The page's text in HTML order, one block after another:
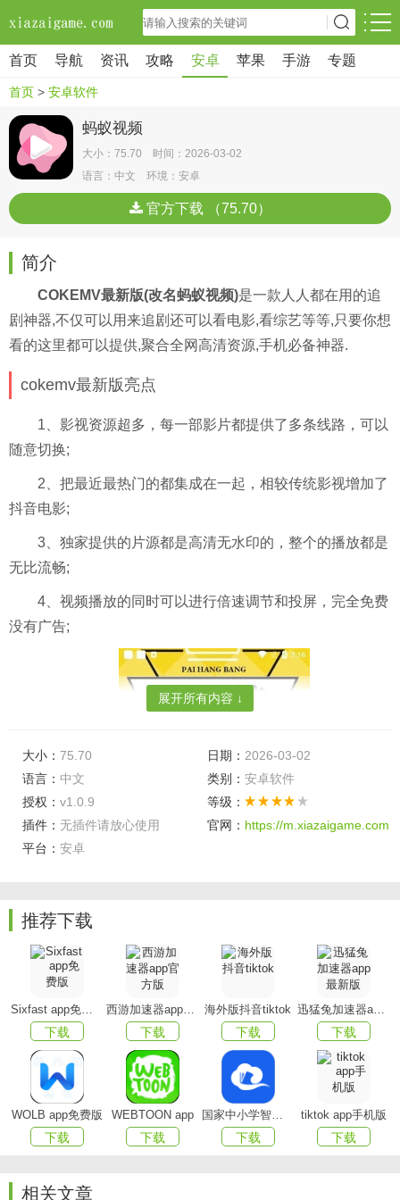
首页 导航 资讯 攻略 安卓 苹果 手游 专题
首页 > 安卓软件
蚂蚁视频
大小：75.70 时间：2026-03-02
语言：中文 环境：安卓
官方下载 （75.70）
简介
COKEMV最新版(改名蚂蚁视频)是一款人人都在用的追
剧神器,不仅可以用来追剧还可以看电影,看综艺等等,只要你想
看的这里都可以提供,聚合全网高清资源,手机必备神器.
cokemv最新版亮点
1、影视资源超多，每一部影片都提供了多条线路，可以
随意切换;
2、把最近最热门的都集成在一起，相较传统影视增加了
抖音电影;
3、独家提供的片源都是高清无水印的，整个的播放都是
无比流畅;
4、视频播放的同时可以进行倍速调节和投屏，完全免费
没有广告;
cokemv app特色
1、高清品质：720P超清画质，让您随时畅享影院般的
视听感受;
2、在线点播：极速解析，专有技术让手机播放更流畅快
展开所有内容 ↓
大小： 75.70 日期： 2026-03-02
语言： 中文 类别： 安卓软件
授权： v1.0.9
等级：
插件： 无插件请放心使用 官网： https://m.xiazaigame.com
平台： 安卓
推荐下载
Sixfast app免费版
下载
西游加速器app官方版
下载
海外版抖音tiktok
下载
迅猛兔加速器app最新版
下载
WOLB app免费版
下载
WEBTOON app
下载
国家中小学智慧教育平台app(智慧中小学)
下载
tiktok app手机版
下载
相关文章